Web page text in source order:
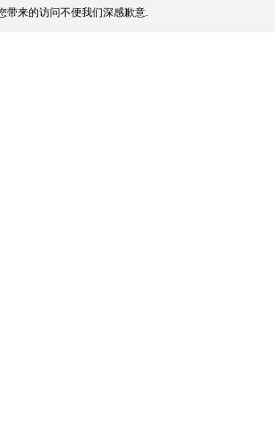
带来的访问不便我们深感歉意.